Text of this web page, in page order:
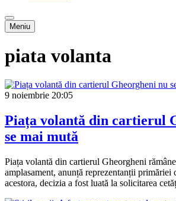
Meniu
piata volanta
9 noiembrie 20:05
Piața volantă din cartierul
se mai mută
Piața volantă din cartierul Gheorgheni
amplasament, anunță reprezentanții primăriei
acestora, decizia a fost luată la solicitarea